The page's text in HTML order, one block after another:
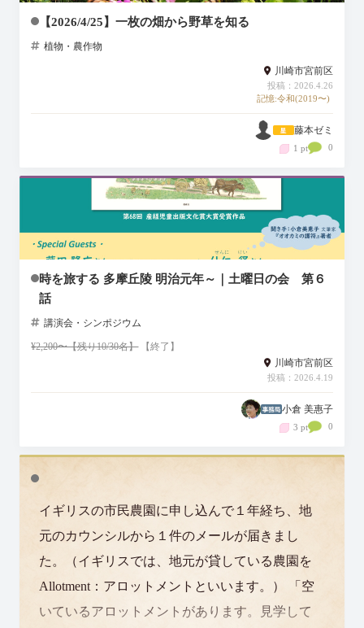
【2026/4/25】一枚の畑から野草を知る
植物・農作物
川崎市宮前区
投稿：2026.4.26
記憶:令和(2019〜)
藤本ゼミ
1 pt 0
時を旅する 多摩丘陵 明治元年～｜土曜日の会 第６
話
講演会・シンポジウム
¥2,200〜【残り10/30名】【終了】
川崎市宮前区
投稿：2026.4.19
小倉 美惠子
3 pt 0
イギリスの市民農園に申し込んで１年経ち、地
元のカウンシルから１件のメールが届きまし
た。（イギリスでは、地元が貸している農園を
Allotment：アロットメントといいます。） 「空
いているアロットメントがあります。見学して